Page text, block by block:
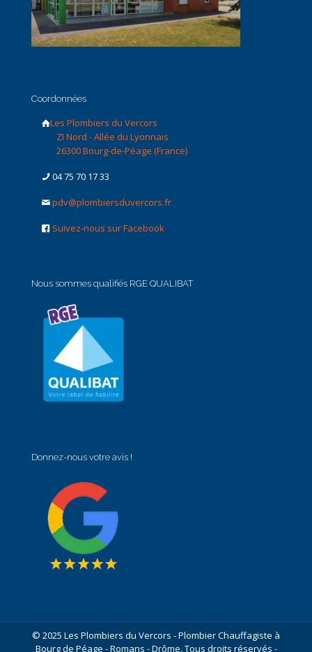
Coordonnées
Les Plombiers du Vercors
ZI Nord - Allée du Lyonnais
26300 Bourg-de-Péage (France)
04 75 70 17 33
pdv@plombiersduvercors.fr
Suivez-nous sur Facebook
Nous sommes qualifiés RGE QUALIBAT
Donnez-nous votre avis !
© 2025 Les Plombiers du Vercors - Plombier Chauffagiste à
Bourg de Péage - Romans - Drôme. Tous droits réservés -